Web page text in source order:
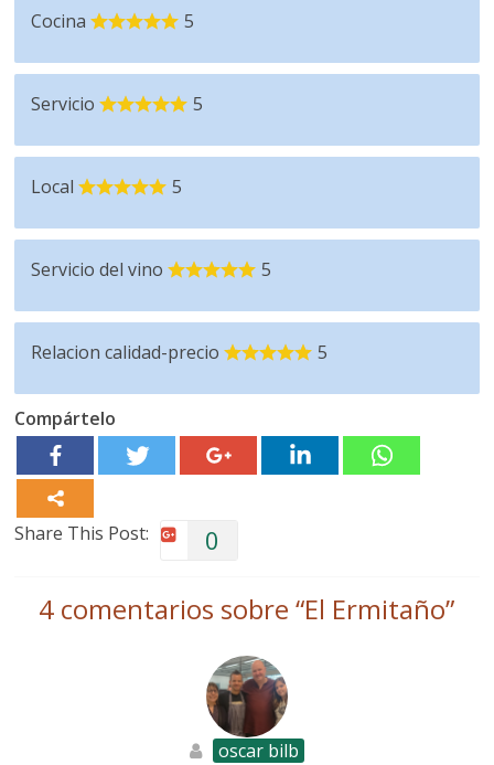
Cocina 5
Servicio 5
Local 5
Servicio del vino 5
Relacion calidad-precio 5
Compártelo
Share This Post: 0
4 comentarios sobre “El Ermitaño”
oscar bilb